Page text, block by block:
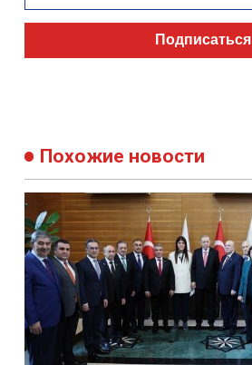
Подписаться
Похожие новости